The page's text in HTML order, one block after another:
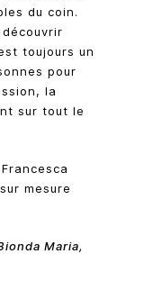
du coin.
toujours un
pour
la
sur tout le
mesure
Maria,